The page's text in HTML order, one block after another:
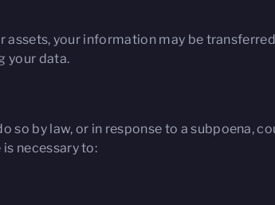
assets, your information may be
your data.
by law, or in response to a subpoena,
necessary to: